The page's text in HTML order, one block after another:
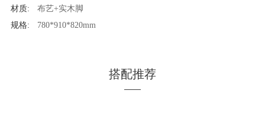
材质:
布艺+实木脚
规格:
780*910*820mm
搭配推荐